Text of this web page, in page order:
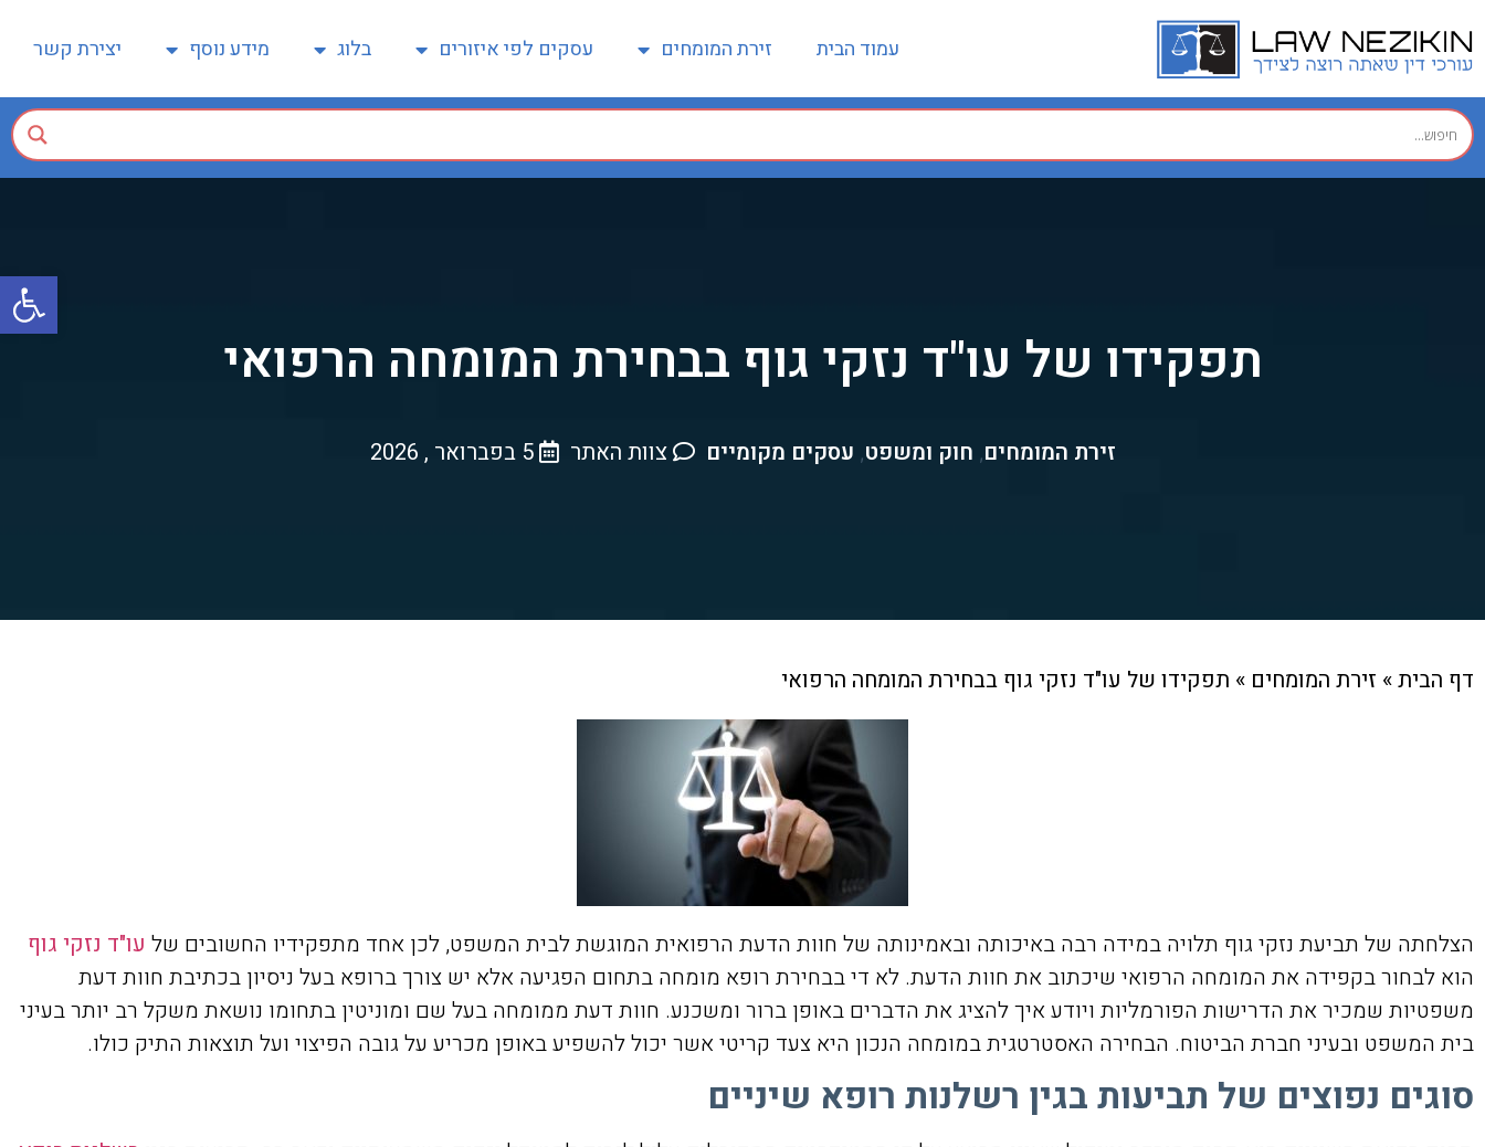
עמוד הבית זירת המומחים עסקים לפי איזורים בלוג מידע נוסף יצירת קשר
תפקידו של עו"ד נזקי גוף בבחירת המומחה הרפואי
זירת המומחים, חוק ומשפט, עסקים מקומיים צוות האתר 5 בפברואר , 2026
דף הבית» זירת המומחים » תפקידו של עו"ד נזקי גוף בבחירת המומחה הרפואי
הצלחתה של תביעת נזקי גוף תלויה במידה רבה באיכותה ובאמינותה של חוות הדעת הרפואית המוגשת לבית המשפט, לכן אחד מתפקידיו החשובים של עו"ד נזקי גוף
הוא לבחור בקפידה את המומחה הרפואי שיכתוב את חוות הדעת. לא די בבחירת רופא מומחה בתחום הפגיעה אלא יש צורך ברופא בעל ניסיון בכתיבת חוות דעת
משפטיות שמכיר את הדרישות הפורמליות ויודע איך להציג את הדברים באופן ברור ומשכנע. חוות דעת ממומחה בעל שם ומוניטין בתחומו נושאת משקל רב יותר בעיני
בית המשפט ובעיני חברת הביטוח. הבחירה האסטרטגית במומחה הנכון היא צעד קריטי אשר יכול להשפיע באופן מכריע על גובה הפיצוי ועל תוצאות התיק כולו.
סוגים נפוצים של תביעות בגין רשלנות רופא שיניים